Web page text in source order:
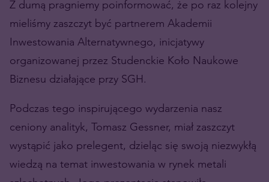
Z dumą pragniemy poinformować, że po raz kolejny
mieliśmy zaszczyt być partnerem Akademii
Inwestowania Alternatywnego, inicjatywy
organizowanej przez Studenckie Koło Naukowe
Biznesu działające przy SGH.
Podczas tego inspirującego wydarzenia nasz
ceniony analityk, Tomasz Gessner, miał zaszczyt
wystąpić jako prelegent, dzieląc się swoją niezwykłą
wiedzą na temat inwestowania w rynek metali